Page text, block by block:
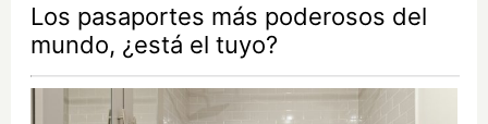
Los pasaportes más poderosos del
mundo, ¿está el tuyo?